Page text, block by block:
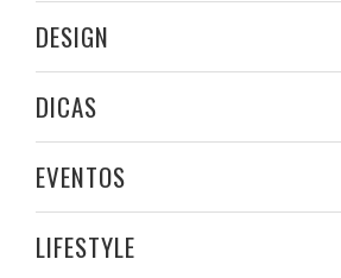
DESIGN
DICAS
EVENTOS
LIFESTYLE